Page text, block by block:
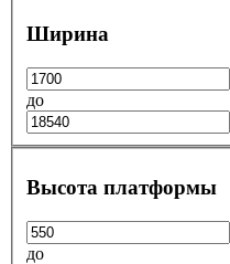
Ширина
до
Высота платформы
до